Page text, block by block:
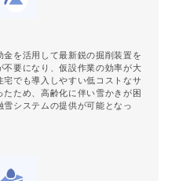
を活用して最新鋭の掘削装置を
要になり、仮設作業の効率が大
でも導入しやすい低コストなサ
ため、高齢化に伴い雪かきが困
システムの提供が可能となっ